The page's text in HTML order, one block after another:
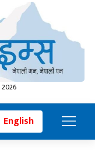
2026
English